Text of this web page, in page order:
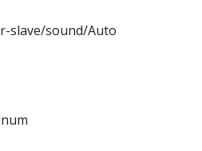
slave/sound/Auto